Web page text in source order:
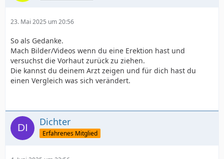
23. Mai 2025 um 20:56
So als Gedanke.
Mach Bilder/Videos wenn du eine Erektion hast und
versuchst die Vorhaut zurück zu ziehen.
Die kannst du deinem Arzt zeigen und für dich hast du
einen Vergleich was sich verändert.
Dichter
Erfahrenes Mitglied